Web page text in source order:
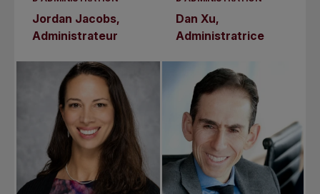
Jordan Jacobs,
Administrateur
Dan Xu,
Administratrice